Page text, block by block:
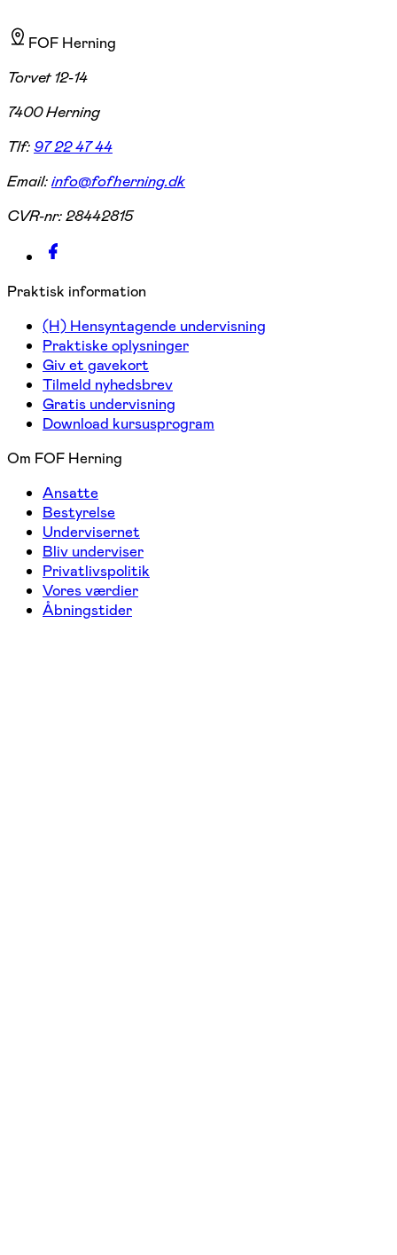
FOF Herning
Torvet 12-14
7400 Herning
Tlf:97 22 47 44
Email:info@fofherning.dk
CVR-nr:28442815
Praktisk information
(H) Hensyntagende undervisning
Praktiske oplysninger
Giv et gavekort
Tilmeld nyhedsbrev
Gratis undervisning
Download kursusprogram
Om FOF Herning
Ansatte
Bestyrelse
Undervisernet
Bliv underviser
Privatlivspolitik
Vores værdier
Åbningstider